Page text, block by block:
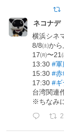
ネコナデ
横浜シネ
8/8㈯か
17㈪〜21
13:30#軍
15:30#赤
17:30#ギ
台湾関連
※ちなみ
2